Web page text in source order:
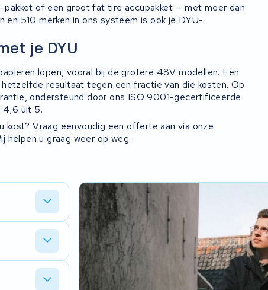
of een groot fat tire accupakket — met meer dan
510 merken in ons systeem is ook je DYU-
je DYU
lopen, vooral bij de grotere 48V modellen. Een
resultaat tegen een fractie van die kosten. Op
ondersteund door ons ISO 9001-gecertificeerde
4,6 uit 5.
kost? Vraag eenvoudig een offerte aan via onze
u graag weer op weg.
van je accu